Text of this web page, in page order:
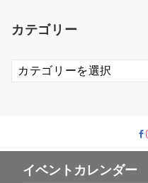
ブ
カテゴリー
カ
テ
イベントカレンダー